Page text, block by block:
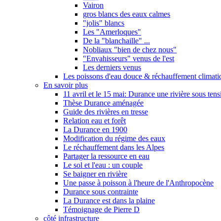
Vairon
gros blancs des eaux calmes
"jolis" blancs
Les "Amerloques"
De la "blanchaille" ...
Nobliaux "bien de chez nous"
"Envahisseurs" venus de l'est
Les derniers venus
Les poissons d'eau douce & réchauffement
En savoir plus
11 avril et le 15 mai: Durance une rivière sous
Thèse Durance aménagée
Guide des rivières en tresse
Relation eau et forêt
La Durance en 1900
Modification du régime des eaux
Le réchauffement dans les Alpes
Partager la ressource en eau
Le sol et l'eau : un couple
Se baigner en rivière
Une passe à poisson à l'heure de l'Anthropocène
Durance sous contrainte
La Durance est dans la plaine
Témoignage de Pierre D
côté infrastructure